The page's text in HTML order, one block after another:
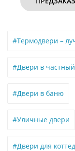
#Термодвери –
#Двери в
#Двери в баню
#Уличные двери
#Двери для